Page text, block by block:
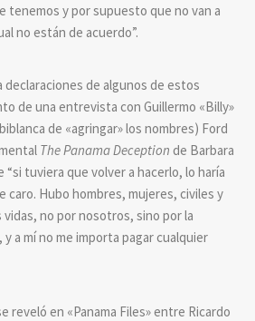
tenemos y por supuesto que no van a
no están de acuerdo”.
de algunos de estos
de una entrevista con Guillermo «Billy»
de «agringar» los nombres) Ford
The Panama Deception de Barbara
tuviera que volver a hacerlo, lo haría
caro. Hubo hombres, mujeres, civiles y
no por nosotros, sino por la
a mí no me importa pagar cualquier
reveló en «Panama Files» entre Ricardo